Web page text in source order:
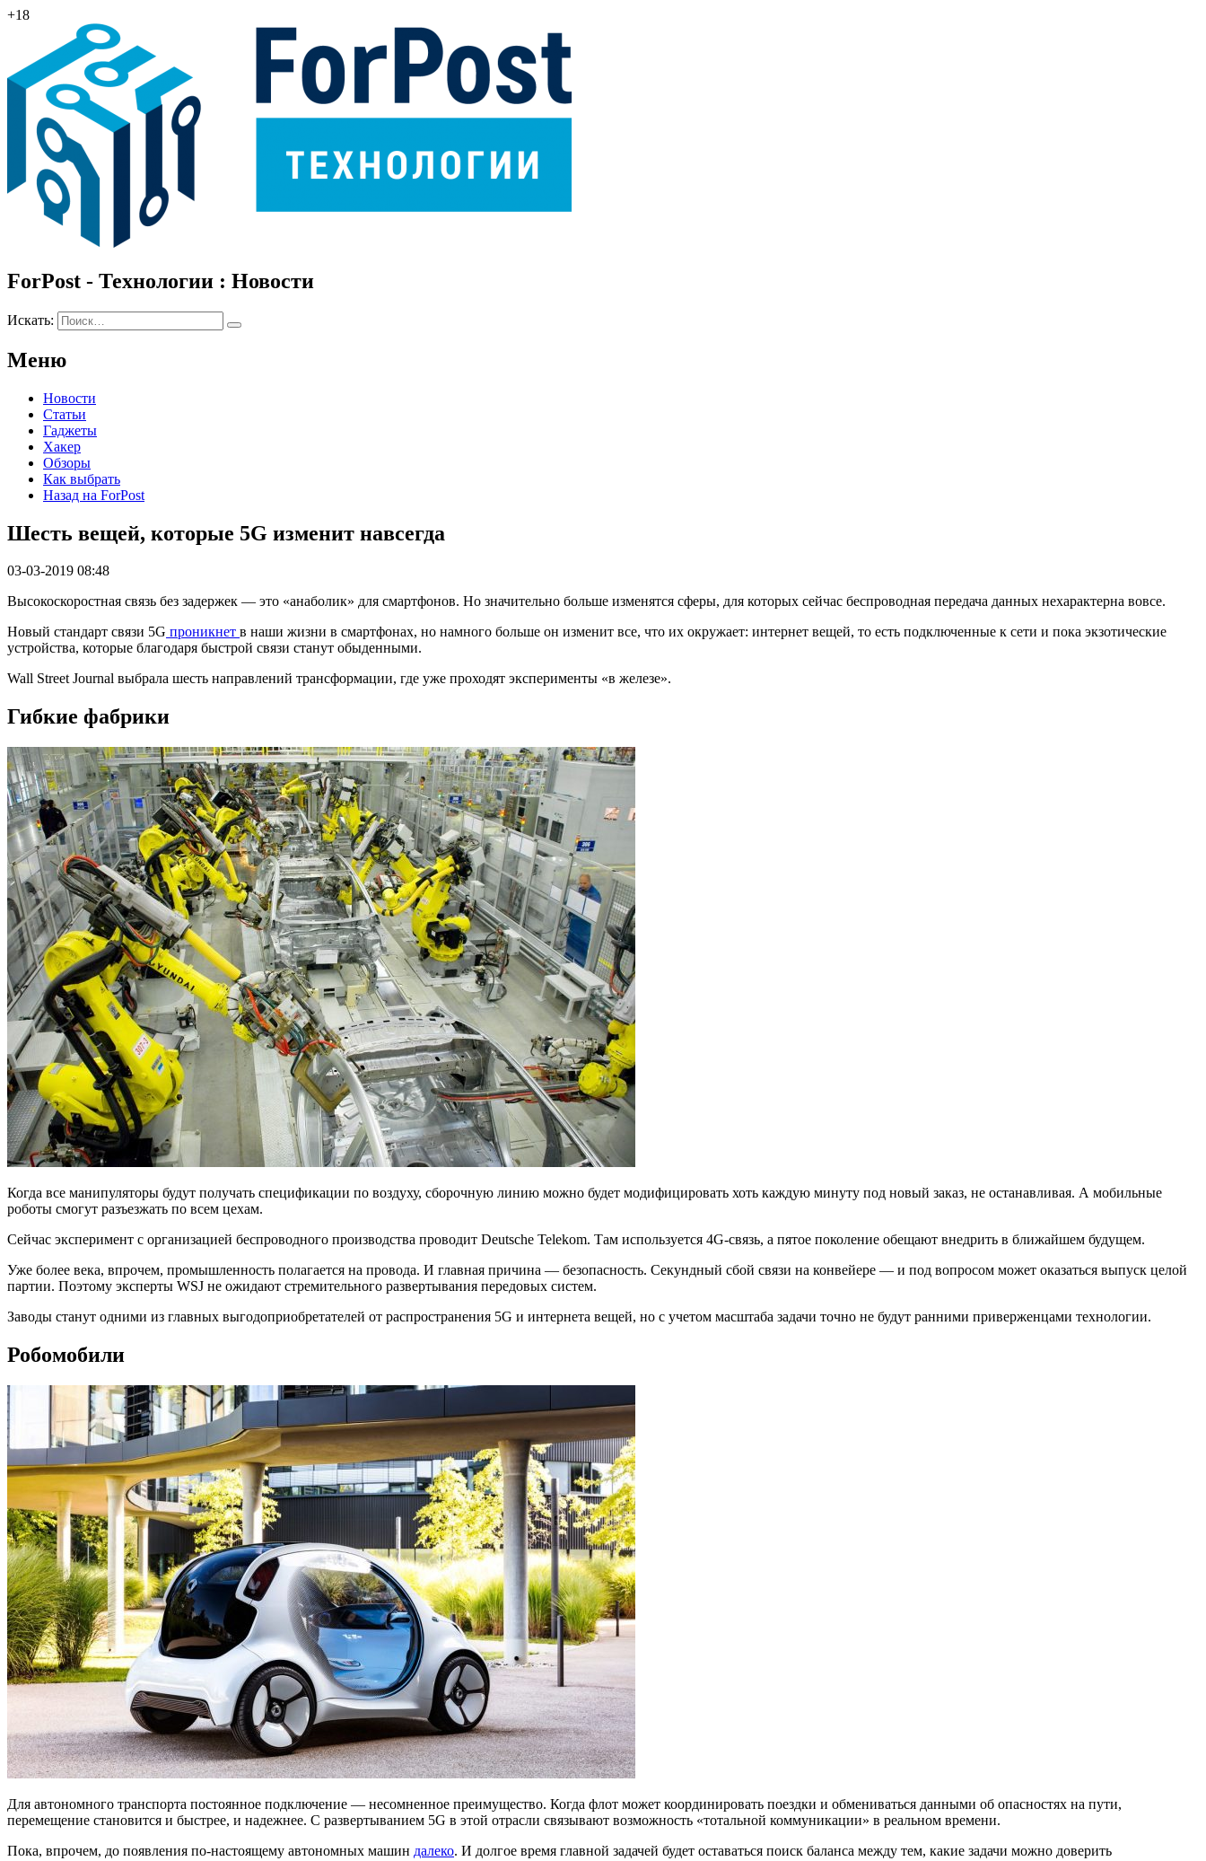
+18
ForPost - Технологии : Новости
Искать:
Меню
Новости
Статьи
Гаджеты
Хакер
Обзоры
Как выбрать
Назад на ForPost
Шесть вещей, которые 5G изменит навсегда
03-03-2019 08:48
Высокоскоростная связь без задержек — это «анаболик» для смартфонов. Но значительно больше изменятся сферы, для которых сейчас беспроводная передача данных нехарактерна вовсе.
Новый стандарт связи 5G проникнет в наши жизни в смартфонах, но намного больше он изменит все, что их окружает: интернет вещей, то есть подключенные к сети и пока экзотические
устройства, которые благодаря быстрой связи станут обыденными.
Wall Street Journal выбрала шесть направлений трансформации, где уже проходят эксперименты «в железе».
Гибкие фабрики
Когда все манипуляторы будут получать спецификации по воздуху, сборочную линию можно будет модифицировать хоть каждую минуту под новый заказ, не останавливая. А мобильные
роботы смогут разъезжать по всем цехам.
Сейчас эксперимент с организацией беспроводного производства проводит Deutsche Telekom. Там используется 4G-связь, а пятое поколение обещают внедрить в ближайшем будущем.
Уже более века, впрочем, промышленность полагается на провода. И главная причина — безопасность. Секундный сбой связи на конвейере — и под вопросом может оказаться выпуск целой
партии. Поэтому эксперты WSJ не ожидают стремительного развертывания передовых систем.
Заводы станут одними из главных выгодоприобретателей от распространения 5G и интернета вещей, но с учетом масштаба задачи точно не будут ранними приверженцами технологии.
Робомобили
Для автономного транспорта постоянное подключение — несомненное преимущество. Когда флот может координировать поездки и обмениваться данными об опасностях на пути,
перемещение становится и быстрее, и надежнее. С развертыванием 5G в этой отрасли связывают возможность «тотальной коммуникации» в реальном времени.
Пока, впрочем, до появления по-настоящему автономных машин далеко. И долгое время главной задачей будет оставаться поиск баланса между тем, какие задачи можно доверить